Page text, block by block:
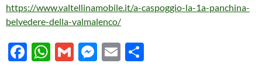
https://www.valtellinamobile.it/a-caspoggio-la-1a-panchina-
belvedere-della-valmalenco/
F
W G
M E